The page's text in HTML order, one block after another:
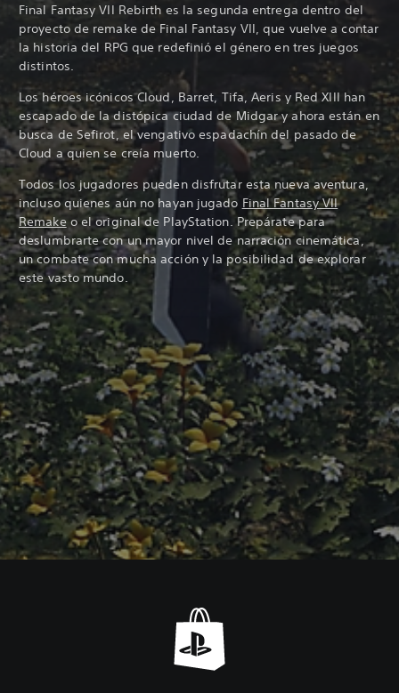
Final Fantasy VII Rebirth es la segunda entrega dentro del
proyecto de remake de Final Fantasy VII, que vuelve a contar
la historia del RPG que redefinió el género en tres juegos
distintos.
Los héroes icónicos Cloud, Barret, Tifa, Aeris y Red XIII han
escapado de la distópica ciudad de Midgar y ahora están en
busca de Sefirot, el vengativo espadachín del pasado de
Cloud a quien se creía muerto.
Todos los jugadores pueden disfrutar esta nueva aventura,
incluso quienes aún no hayan jugado Final Fantasy VII
Remakeo el original de PlayStation. Prepárate para
deslumbrarte con un mayor nivel de narración cinemática,
un combate con mucha acción y la posibilidad de explorar
este vasto mundo.